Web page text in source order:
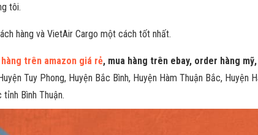
tôi.
hàng và VietAir Cargo một cách tốt nhất.
hàng trên amazon giá rẻ, mua hàng trên ebay, order hàng
Tuy Phong, Huyện Bắc Bình, Huyện Hàm Thuận Bắc, Huyện
tỉnh Bình Thuận.